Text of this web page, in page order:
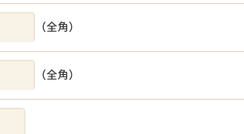
（全角）
（全角）